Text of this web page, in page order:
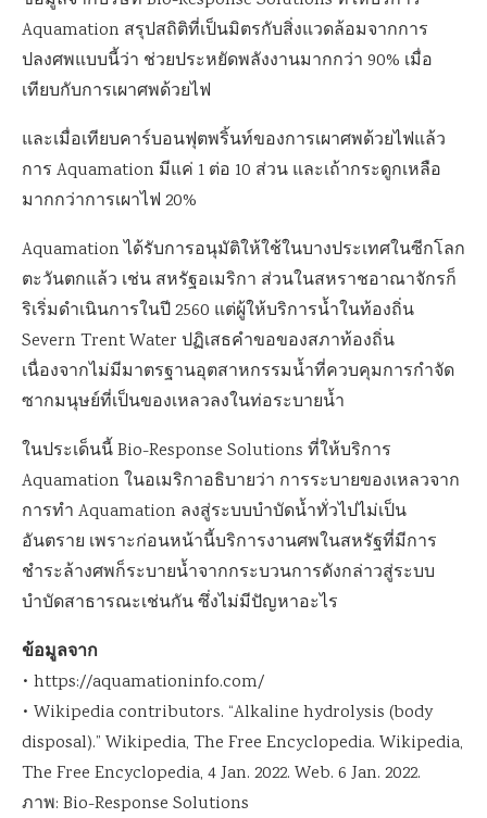
Aquamation สรุปสถิติที่เป็นมิตรกับสิ่งแวดล้อมจากการ
ปลงศพแบบนี้ว่า ช่วยประหยัดพลังงานมากกว่า 90% เมื่อ
เทียบกับการเผาศพด้วยไฟ
และเมื่อเทียบคาร์บอนฟุตพริ้นท์ของการเผาศพด้วยไฟแล้ว
การ Aquamation มีแค่ 1 ต่อ 10 ส่วน และเถ้ากระดูกเหลือ
มากกว่าการเผาไฟ 20%
Aquamation ได้รับการอนุมัติให้ใช้ในบางประเทศในซีกโลก
ตะวันตกแล้ว เช่น สหรัฐอเมริกา ส่วนในสหราชอาณาจักรก็
ริเริ่มดำเนินการในปี 2560 แต่ผู้ให้บริการน้ำในท้องถิ่น
Severn Trent Water ปฏิเสธคำขอของสภาท้องถิ่น
เนื่องจากไม่มีมาตรฐานอุตสาหกรรมน้ำที่ควบคุมการกำจัด
ซากมนุษย์ที่เป็นของเหลวลงในท่อระบายน้ำ
ในประเด็นนี้ Bio-Response Solutions ที่ให้บริการ
Aquamation ในอเมริกาอธิบายว่า การระบายของเหลวจาก
การทำ Aquamation ลงสู่ระบบบำบัดน้ำทั่วไปไม่เป็น
อันตราย เพราะก่อนหน้านี้บริการงานศพในสหรัฐที่มีการ
ชำระล้างศพก็ระบายน้ำจากกระบวนการดังกล่าวสู่ระบบ
บำบัดสาธารณะเช่นกัน ซึ่งไม่มีปัญหาอะไร
ข้อมูลจาก
• https://aquamationinfo.com/
• Wikipedia contributors. “Alkaline hydrolysis (body
disposal).” Wikipedia, The Free Encyclopedia. Wikipedia,
The Free Encyclopedia, 4 Jan. 2022. Web. 6 Jan. 2022.
ภาพ: Bio-Response Solutions